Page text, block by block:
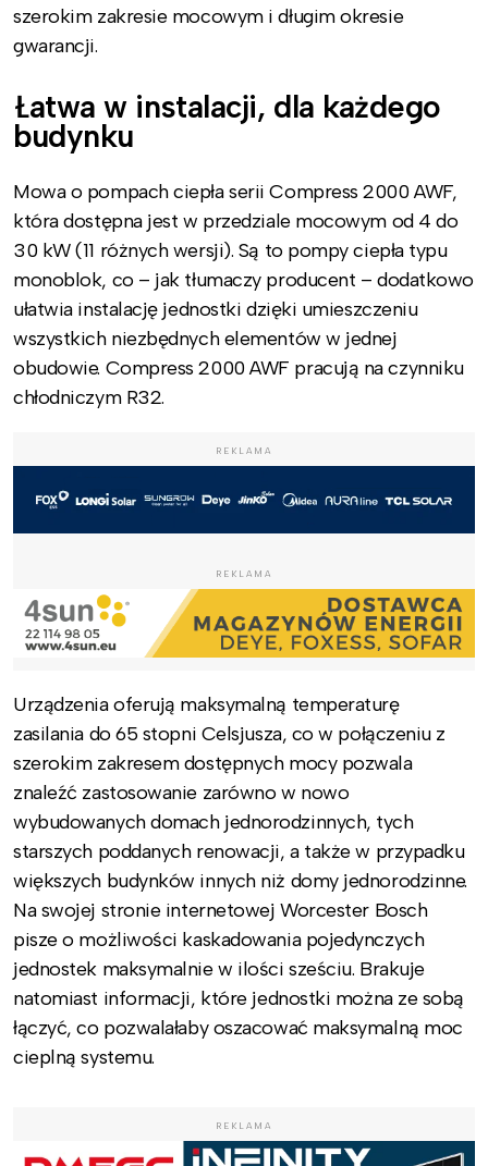
szerokim zakresie mocowym i długim okresie
gwarancji.
Łatwa w instalacji, dla każdego
budynku
Mowa o pompach ciepła serii Compress 2000 AWF,
która dostępna jest w przedziale mocowym od 4 do
30 kW (11 różnych wersji). Są to pompy ciepła typu
monoblok, co – jak tłumaczy producent – dodatkowo
ułatwia instalację jednostki dzięki umieszczeniu
wszystkich niezbędnych elementów w jednej
obudowie. Compress 2000 AWF pracują na czynniku
chłodniczym R32.
REKLAMA
REKLAMA
Urządzenia oferują maksymalną temperaturę
zasilania do 65 stopni Celsjusza, co w połączeniu z
szerokim zakresem dostępnych mocy pozwala
znaleźć zastosowanie zarówno w nowo
wybudowanych domach jednorodzinnych, tych
starszych poddanych renowacji, a także w przypadku
większych budynków innych niż domy jednorodzinne.
Na swojej stronie internetowej Worcester Bosch
pisze o możliwości kaskadowania pojedynczych
jednostek maksymalnie w ilości sześciu. Brakuje
natomiast informacji, które jednostki można ze sobą
łączyć, co pozwalałaby oszacować maksymalną moc
cieplną systemu.
REKLAMA